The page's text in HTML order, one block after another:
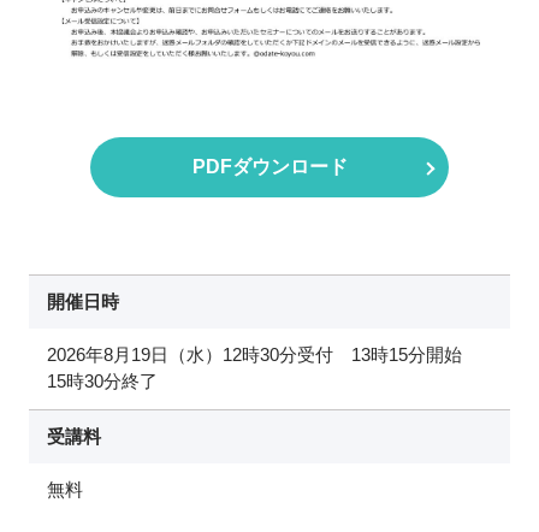
PDFダウンロード
開催日時
2026年8月19日（水）12時30分受付 13時15分開始
15時30分終了
受講料
無料